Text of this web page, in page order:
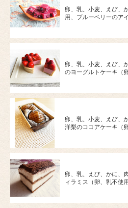
卵、乳、小麦、えび、
用、ブルーベリーのア
卵、乳、小麦、えび、
のヨーグルトケーキ（
卵、乳、小麦、えび、
洋梨のココアケーキ（
卵、乳、えび、かに、
ィラミス（卵、乳不使用